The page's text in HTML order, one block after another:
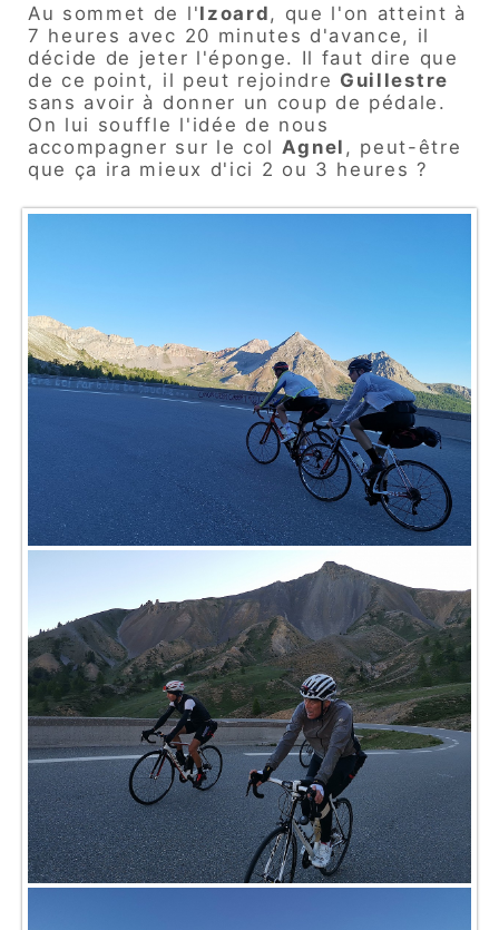
Au sommet de l'Izoard , que l'on atteint à
7 heures avec 20 minutes d'avance, il
décide de jeter l'éponge. Il faut dire que
de ce point, il peut rejoindre Guillestre
sans avoir à donner un coup de pédale.
On lui souffle l'idée de nous
accompagner sur le col Agnel , peut-être
que ça ira mieux d'ici 2 ou 3 heures ?